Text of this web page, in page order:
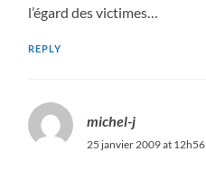
l’égard des victimes…
REPLY
michel-j
25 janvier 2009 at 12h56